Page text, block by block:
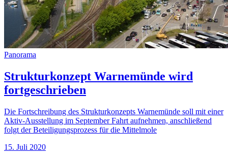
Panorama
Strukturkonzept Warnemünde wird
fortgeschrieben
Die Fortschreibung des Strukturkonzepts Warnemünde soll mit einer
Aktiv-Ausstellung im September Fahrt aufnehmen, anschließend
folgt der Beteiligungsprozess für die Mittelmole
15. Juli 2020